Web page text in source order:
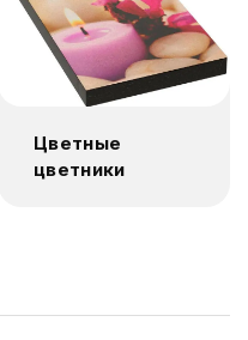
Цветные
цветники